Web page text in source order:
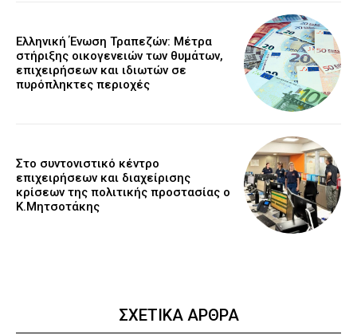
Ελληνική Ένωση Τραπεζών: Μέτρα
στήριξης οικογενειών των θυμάτων,
επιχειρήσεων και ιδιωτών σε
πυρόπληκτες περιοχές
Στο συντονιστικό κέντρο
επιχειρήσεων και διαχείρισης
κρίσεων της πολιτικής προστασίας ο
Κ.Μητσοτάκης
ΣΧΕΤΙΚΑ ΑΡΘΡΑ